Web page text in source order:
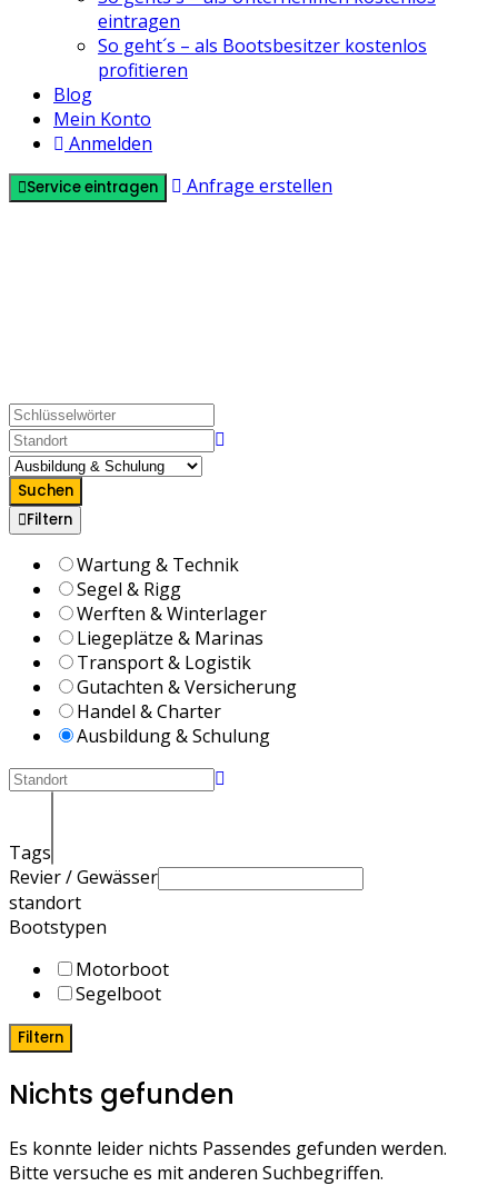
eintragen
So geht´s – als Bootsbesitzer kostenlos
profitieren
Blog
Mein Konto
Anmelden
Service eintragen
Anfrage erstellen
Suchen
Filtern
Wartung & Technik
Segel & Rigg
Werften & Winterlager
Liegeplätze & Marinas
Transport & Logistik
Gutachten & Versicherung
Handel & Charter
Ausbildung & Schulung
Tags
Revier / Gewässer
standort
Bootstypen
Motorboot
Segelboot
Filtern
Nichts gefunden
Es konnte leider nichts Passendes gefunden werden.
Bitte versuche es mit anderen Suchbegriffen.